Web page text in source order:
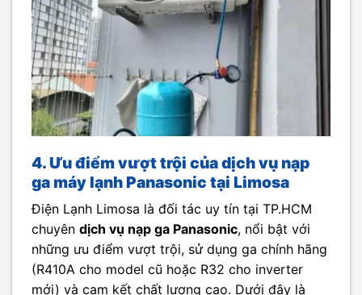
4. Ưu điểm vượt trội của dịch vụ nạp
ga máy lạnh Panasonic tại Limosa
Điện Lạnh Limosa là đối tác uy tín tại TP.HCM
chuyên dịch vụ nạp ga Panasonic, nổi bật với
những ưu điểm vượt trội, sử dụng ga chính hãng
(R410A cho model cũ hoặc R32 cho inverter
mới) và cam kết chất lượng cao. Dưới đây là